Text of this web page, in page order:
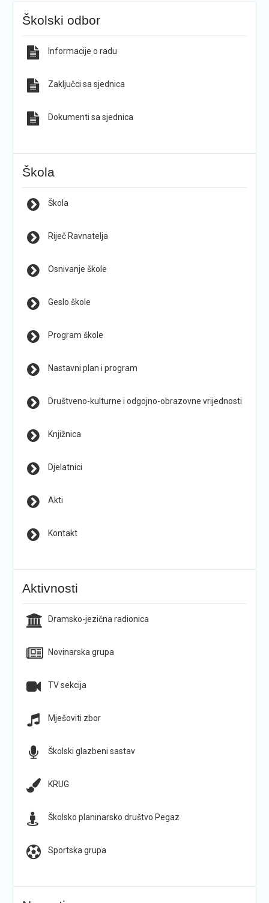
Školski odbor
Informacije o radu
Zaključci sa sjednica
Dokumenti sa sjednica
Škola
Škola
Riječ Ravnatelja
Osnivanje škole
Geslo škole
Program škole
Nastavni plan i program
Društveno-kulturne i odgojno-obrazovne vrijednosti
Knjižnica
Djelatnici
Akti
Kontakt
Aktivnosti
Dramsko-jezična radionica
Novinarska grupa
TV sekcija
Mješoviti zbor
Školski glazbeni sastav
KRUG
Školsko planinarsko društvo Pegaz
Sportska grupa